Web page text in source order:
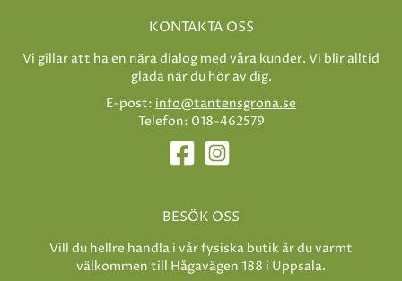
KONTAKTA OSS
Vi gillar att ha en nära dialog med våra kunder. Vi blir alltid
glada när du hör av dig.
E-post: info@tantensgrona.se
Telefon: 018-462579
BESÖK OSS
Vill du hellre handla i vår fysiska butik är du varmt
välkommen till Hågavägen 188 i Uppsala.